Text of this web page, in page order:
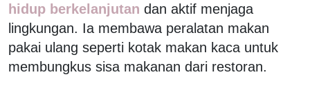
hidup berkelanjutan dan aktif menjaga
lingkungan. Ia membawa peralatan makan
pakai ulang seperti kotak makan kaca untuk
membungkus sisa makanan dari restoran.